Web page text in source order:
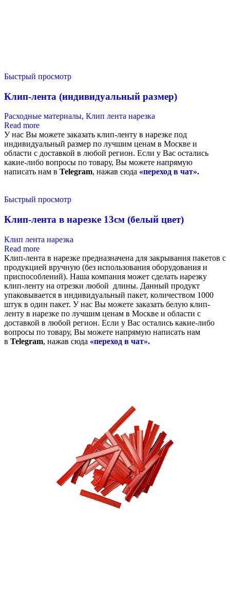
Быстрый просмотр
Клип-лента (индивидуальный размер)
Расходные материалы, Клип лента нарезка
Read more
У нас Вы можете заказать клип-ленту в нарезке под
индивидуальный размер по лучшим ценам в Москве и
области с доставкой в любой регион. Если у Вас остались
какие-либо вопросы по товару, Вы можете напрямую
написать нам в Telegram, нажав сюда «переход в чат».
Быстрый просмотр
Клип-лента в нарезке 13см (белый цвет)
Клип лента нарезка
Read more
Клип-лента в нарезке предназначена для закрывания пакетов с
продукцией вручную (без использования оборудования и
приспособлений). Наша компания может сделать нарезку
клип-ленту на отрезки любой длины. Данный продукт
упаковывается в индивидуальный пакет, количеством 1000
штук в один пакет. У нас Вы можете заказать белую клип-
ленту в нарезке по лучшим ценам в Москве и области с
доставкой в любой регион. Если у Вас остались какие-либо
вопросы по товару, Вы можете напрямую написать нам
в Telegram, нажав сюда «переход в чат».